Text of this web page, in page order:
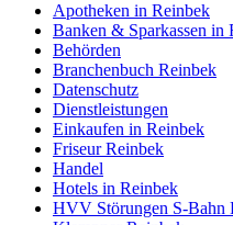
Apotheken in Reinbek
Banken & Sparkassen in
Behörden
Branchenbuch Reinbek
Datenschutz
Dienstleistungen
Einkaufen in Reinbek
Friseur Reinbek
Handel
Hotels in Reinbek
HVV Störungen S-Bahn